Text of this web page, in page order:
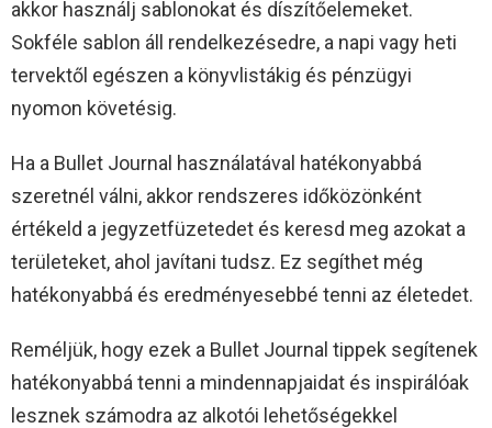
akkor használj sablonokat és díszítőelemeket.
Sokféle sablon áll rendelkezésedre, a napi vagy heti
tervektől egészen a könyvlistákig és pénzügyi
nyomon követésig.
Ha a Bullet Journal használatával hatékonyabbá
szeretnél válni, akkor rendszeres időközönként
értékeld a jegyzetfüzetedet és keresd meg azokat a
területeket, ahol javítani tudsz. Ez segíthet még
hatékonyabbá és eredményesebbé tenni az életedet.
Reméljük, hogy ezek a Bullet Journal tippek segítenek
hatékonyabbá tenni a mindennapjaidat és inspirálóak
lesznek számodra az alkotói lehetőségekkel